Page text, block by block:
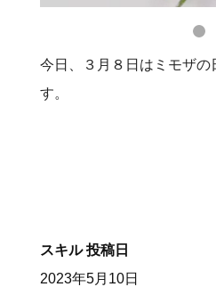
今日、３月８日はミモザの
す。
スキル 投稿日
2023年5月10日